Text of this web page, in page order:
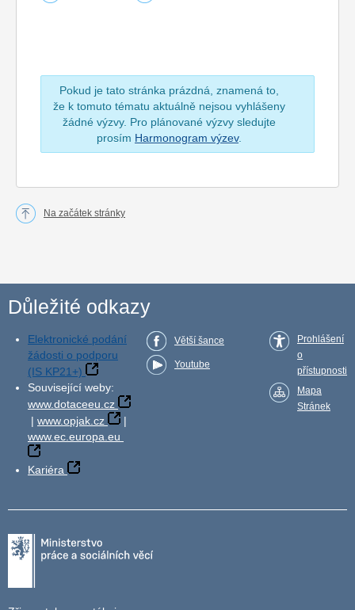
Pokud je tato stránka prázdná, znamená to,
že k tomuto tématu aktuálně nejsou vyhlášeny
žádné výzvy. Pro plánované výzvy sledujte
prosím Harmonogram výzev.
Na začátek stránky
Důležité odkazy
Elektronické podání
žádosti o podporu
(IS KP21+)
Související weby:
www.dotaceeu.cz
| www.opjak.cz
|
www.ec.europa.eu
Kariéra
Větší šance
Youtube
Prohlášení
o
přístupnosti
Mapa
Stránek